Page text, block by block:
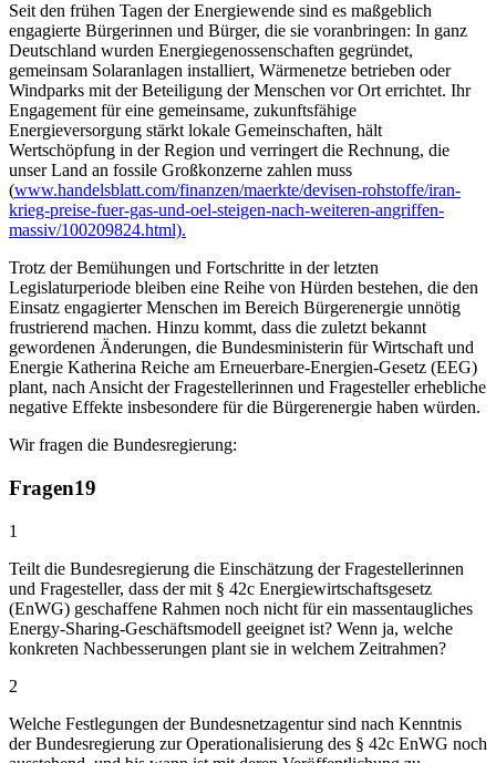
Seit den frühen Tagen der Energiewende sind es maßgeblich
engagierte Bürgerinnen und Bürger, die sie voranbringen: In ganz
Deutschland wurden Energiegenossenschaften gegründet,
gemeinsam Solaranlagen installiert, Wärmenetze betrieben oder
Windparks mit der Beteiligung der Menschen vor Ort errichtet. Ihr
Engagement für eine gemeinsame, zukunftsfähige
Energieversorgung stärkt lokale Gemeinschaften, hält
Wertschöpfung in der Region und verringert die Rechnung, die
unser Land an fossile Großkonzerne zahlen muss
(www.handelsblatt.com/finanzen/maerkte/devisen-rohstoffe/iran-
krieg-preise-fuer-gas-und-oel-steigen-nach-weiteren-angriffen-
massiv/100209824.html).
Trotz der Bemühungen und Fortschritte in der letzten
Legislaturperiode bleiben eine Reihe von Hürden bestehen, die den
Einsatz engagierter Menschen im Bereich Bürgerenergie unnötig
frustrierend machen. Hinzu kommt, dass die zuletzt bekannt
gewordenen Änderungen, die Bundesministerin für Wirtschaft und
Energie Katherina Reiche am Erneuerbare-Energien-Gesetz (EEG)
plant, nach Ansicht der Fragestellerinnen und Fragesteller erhebliche
negative Effekte insbesondere für die Bürgerenergie haben würden.
Wir fragen die Bundesregierung:
Fragen19
1
Teilt die Bundesregierung die Einschätzung der Fragestellerinnen
und Fragesteller, dass der mit § 42c Energiewirtschaftsgesetz
(EnWG) geschaffene Rahmen noch nicht für ein massentaugliches
Energy-Sharing-Geschäftsmodell geeignet ist? Wenn ja, welche
konkreten Nachbesserungen plant sie in welchem Zeitrahmen?
2
Welche Festlegungen der Bundesnetzagentur sind nach Kenntnis
der Bundesregierung zur Operationalisierung des § 42c EnWG noch